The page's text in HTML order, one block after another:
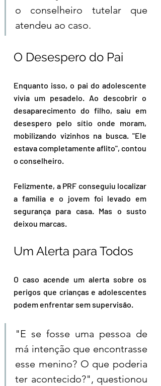
o conselheiro tutelar que
atendeu ao caso.
O Desespero do Pai
Enquanto isso, o pai do adolescente
vivia um pesadelo. Ao descobrir o
desaparecimento do filho, saiu em
desespero pelo sítio onde moram,
mobilizando vizinhos na busca. "Ele
estava completamente aflito", contou
o conselheiro.
Felizmente, a PRF conseguiu localizar
a família e o jovem foi levado em
segurança para casa. Mas o susto
deixou marcas.
Um Alerta para Todos
O caso acende um alerta sobre os
perigos que crianças e adolescentes
podem enfrentar sem supervisão.
"E se fosse uma pessoa de
má intenção que encontrasse
esse menino? O que poderia
ter acontecido?", questionou